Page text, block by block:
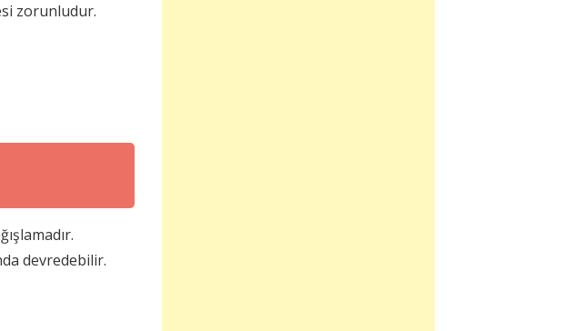
zorunludur.
devredebilir.